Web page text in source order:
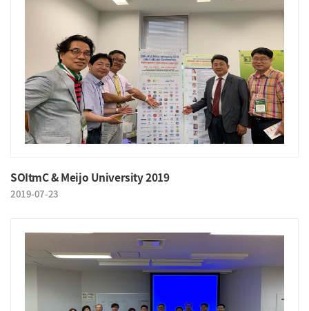
SOItmC & Meijo University 2019
2019-07-23